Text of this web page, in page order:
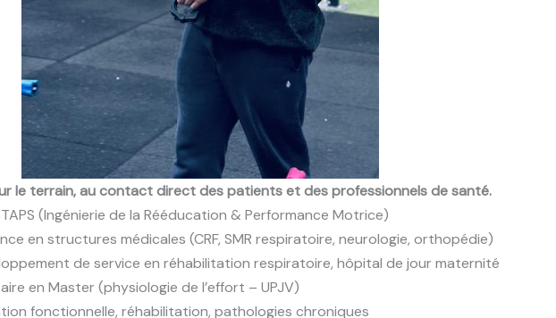
le terrain, au contact direct des patients et des professionnels de santé.
(Ingénierie de la Rééducation & Performance Motrice)
en structures médicales (CRF, SMR respiratoire, neurologie, orthopédie)
de service en réhabilitation respiratoire, hôpital de jour maternité
en Master (physiologie de l’effort – UPJV)
fonctionnelle, réhabilitation, pathologies chroniques